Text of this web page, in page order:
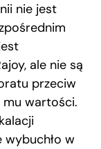
nie jest
ale nie są
przeciw
wartości.
wybuchło w